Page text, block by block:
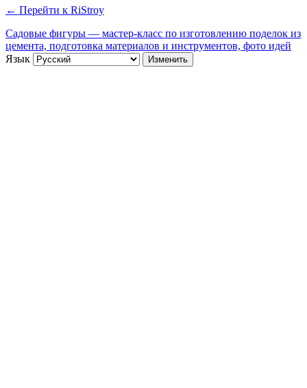
← Перейти к RiStroy
Садовые фигуры — мастер-класс по изготовлению поделок из
цемента, подготовка материалов и инструментов, фото идей
Язык